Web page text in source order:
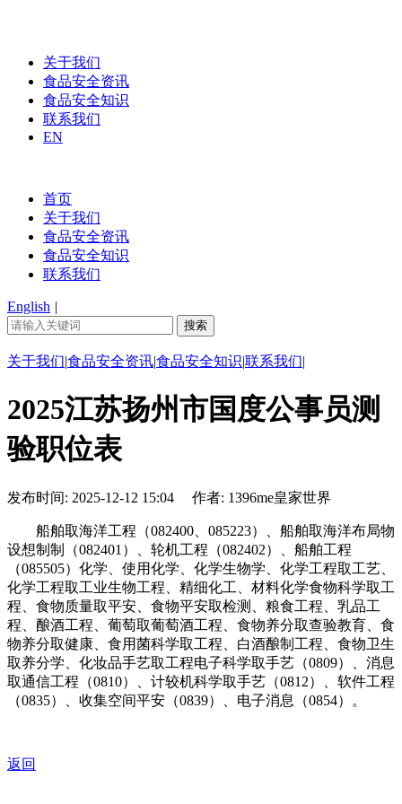
关于我们
食品安全资讯
食品安全知识
联系我们
EN
首页
关于我们
食品安全资讯
食品安全知识
联系我们
English |
关于我们|食品安全资讯|食品安全知识|联系我们|
2025江苏扬州市国度公事员测
验职位表
发布时间: 2025-12-12 15:04 作者: 1396me皇家世界
船舶取海洋工程（082400、085223）、船舶取海洋布局物
设想制制（082401）、轮机工程（082402）、船舶工程
（085505）化学、使用化学、化学生物学、化学工程取工艺、
化学工程取工业生物工程、精细化工、材料化学食物科学取工
程、食物质量取平安、食物平安取检测、粮食工程、乳品工
程、酿酒工程、葡萄取葡萄酒工程、食物养分取查验教育、食
物养分取健康、食用菌科学取工程、白酒酿制工程、食物卫生
取养分学、化妆品手艺取工程电子科学取手艺（0809）、消息
取通信工程（0810）、计较机科学取手艺（0812）、软件工程
（0835）、收集空间平安（0839）、电子消息（0854）。
返回